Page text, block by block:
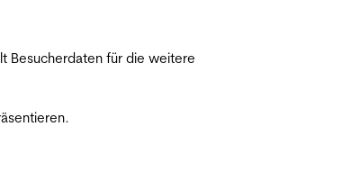
Besucherdaten für die weitere